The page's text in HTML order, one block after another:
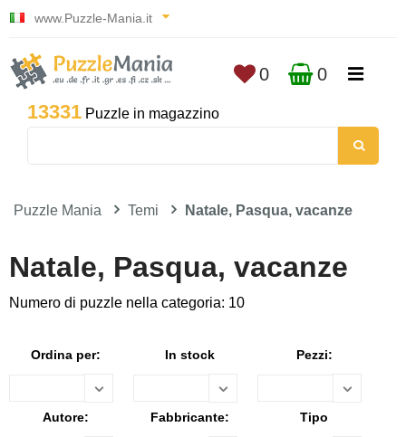
www.Puzzle-Mania.it
13331 Puzzle in magazzino
0 0
Puzzle Mania Temi Natale, Pasqua, vacanze
Natale, Pasqua, vacanze
Numero di puzzle nella categoria: 10
Ordina per: In stock Pezzi:
Autore: Fabbricante: Tipo